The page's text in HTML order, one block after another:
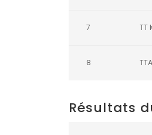
7 TT
8
Résultats